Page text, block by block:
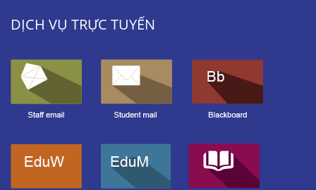
DỊCH VỤ TRỰC TUYẾN